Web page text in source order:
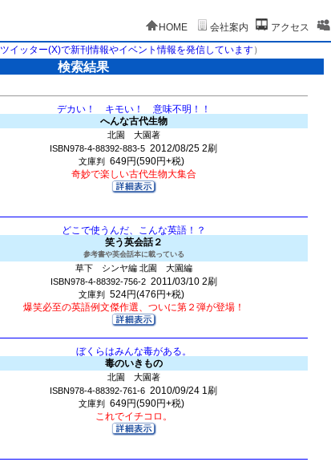
HOME 会社案内 アクセス
ツイッター(X)で新刊情報やイベント情報を発信しています）
検索結果
デカい！ キモい！ 意味不明！！
へんな古代生物
北園 大園著
ISBN978-4-88392-883-5 2012/08/25 2刷
文庫判 649円(590円+税)
奇妙で楽しい古代生物大集合
どこで使うんだ、こんな英語！？
笑う英会話２
参考書や英会話本に載っている
草下 シンヤ編 北園 大園編
ISBN978-4-88392-756-2 2011/03/10 2刷
文庫判 524円(476円+税)
爆笑必至の英語例文傑作選、ついに第２弾が登場！
ぼくらはみんな毒がある。
毒のいきもの
北園 大園著
ISBN978-4-88392-761-6 2010/09/24 1刷
文庫判 649円(590円+税)
これでイチコロ。